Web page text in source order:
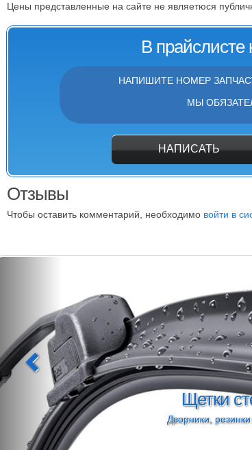
Цены представленные на сайте не являетюся
В прайслисте
НАПИШИТЕ НОМЕР
МЫ
НАПИСАТЬ
Отзывы
Чтобы оставить комментарий, необходимо войти в